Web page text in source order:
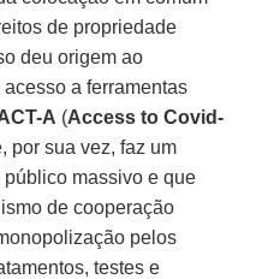
de propriedade
deu origem ao
a ferramentas
A (Access to Covid-
por sua vez, faz um
massivo e que
de cooperação
pelos
testes e